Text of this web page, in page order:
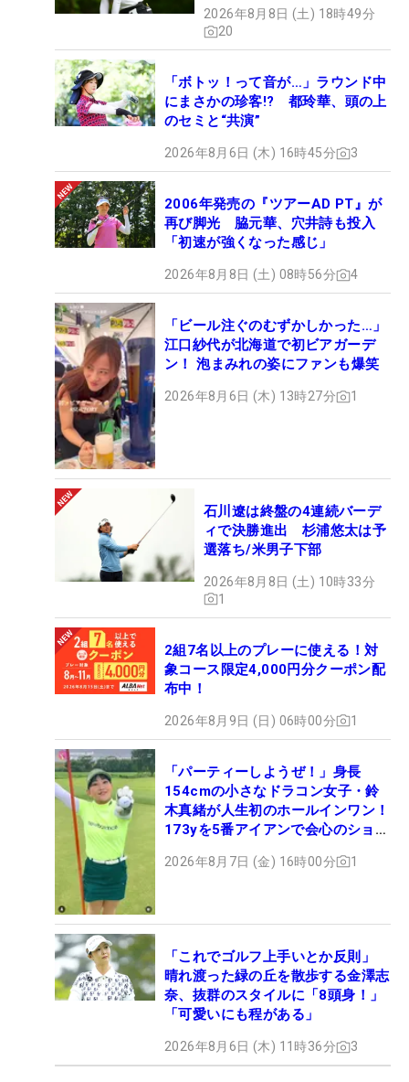
2026年8月8日 (土) 18時49分
20
「ボトッ！って音が…」ラウンド中
にまさかの珍客!? 都玲華、頭の上
のセミと“共演”
2026年8月6日 (木) 16時45分 3
2006年発売の『ツアーAD PT』が
再び脚光 脇元華、穴井詩も投入
「初速が強くなった感じ」
2026年8月8日 (土) 08時56分 4
「ビール注ぐのむずかしかった…」
江口紗代が北海道で初ビアガーデ
ン！ 泡まみれの姿にファンも爆笑
2026年8月6日 (木) 13時27分 1
石川遼は終盤の4連続バーデ
ィで決勝進出 杉浦悠太は予
選落ち/米男子下部
2026年8月8日 (土) 10時33分
1
2組7名以上のプレーに使える！対
象コース限定4,000円分クーポン配
布中！
2026年8月9日 (日) 06時00分 1
「パーティーしようぜ！」身長
154cmの小さなドラコン女子・鈴
木真緒が人生初のホールインワン！
173yを5番アイアンで会心のショッ
2026年8月7日 (金) 16時00分 1
「これでゴルフ上手いとか反則」
晴れ渡った緑の丘を散歩する金澤志
奈、抜群のスタイルに「8頭身！」
「可愛いにも程がある」
2026年8月6日 (木) 11時36分 3